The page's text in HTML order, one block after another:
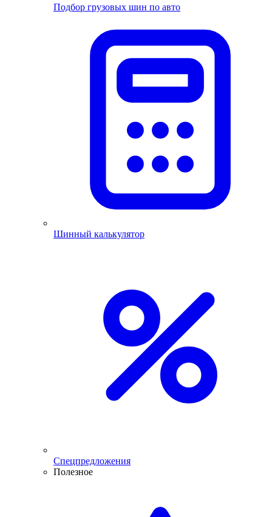
Подбор грузовых шин по авто
Шинный калькулятор
Спецпредложения
Полезное